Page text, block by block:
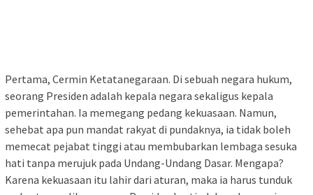
Pertama, Cermin Ketatanegaraan. Di sebuah negara hukum,
seorang Presiden adalah kepala negara sekaligus kepala
pemerintahan. Ia memegang pedang kekuasaan. Namun,
sehebat apa pun mandat rakyat di pundaknya, ia tidak boleh
memecat pejabat tinggi atau membubarkan lembaga sesuka
hati tanpa merujuk pada Undang-Undang Dasar. Mengapa?
Karena kekuasaan itu lahir dari aturan, maka ia harus tunduk